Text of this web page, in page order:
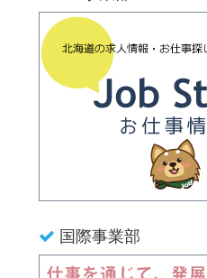
国際事業部